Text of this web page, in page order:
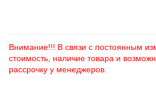
Внимание!!! В связи с постоянным
стоимость, наличие товара и
рассрочку у менеджеров.